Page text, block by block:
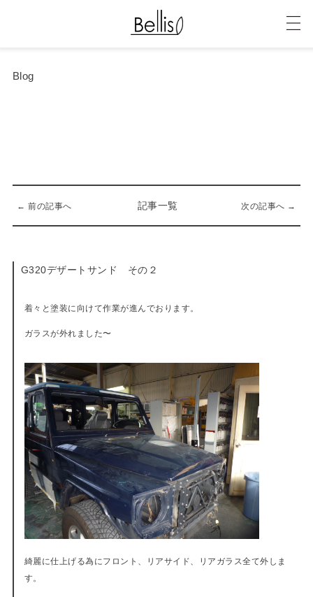
Blog
← 前の記事へ 記事一覧 次の記事へ →
G320デザートサンド その２
着々と塗装に向けて作業が進んでおります。
ガラスが外れました〜
綺麗に仕上げる為にフロント、リアサイド、リアガラス全て外しま
す。